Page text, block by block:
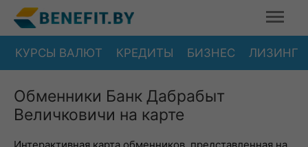
КУРСЫ ВАЛЮТ КРЕДИТЫ БИЗНЕС ЛИЗИНГ
Обменники Банк Дабрабыт
Величковичи на карте